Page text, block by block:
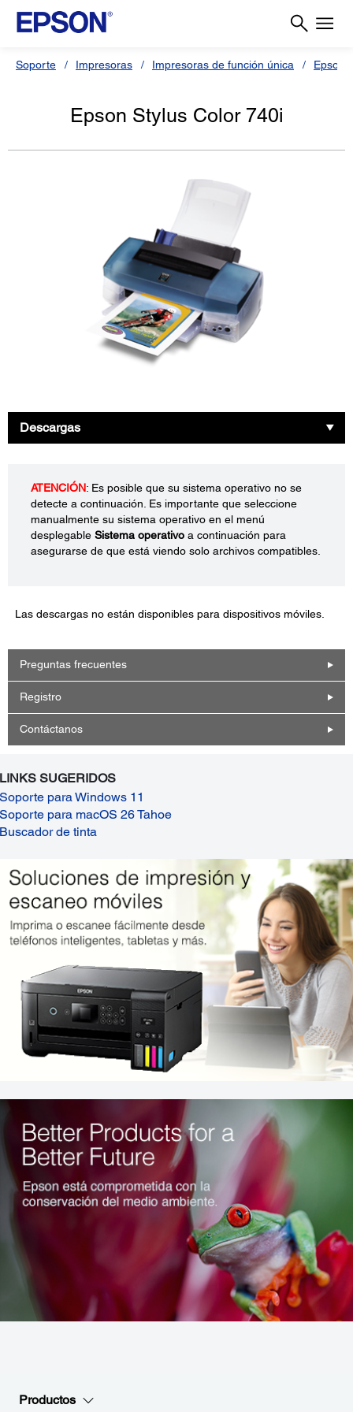
Soporte Impresoras Impresoras de función única Epson
Epson Stylus Color 740i
Descargas
ATENCIÓN: Es posible que su sistema operativo no se
detecte a continuación. Es importante que seleccione
manualmente su sistema operativo en el menú
desplegable Sistema operativo a continuación para
asegurarse de que está viendo solo archivos compatibles.
Las descargas no están disponibles para dispositivos móviles.
Preguntas frecuentes
Registro
Contáctanos
LINKS SUGERIDOS
Soporte para Windows 11
Soporte para macOS 26 Tahoe
Buscador de tinta
Productos